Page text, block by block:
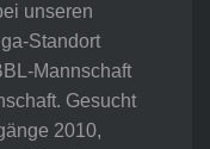
unseren
Standort
Mannschaft
Gesucht
2010,